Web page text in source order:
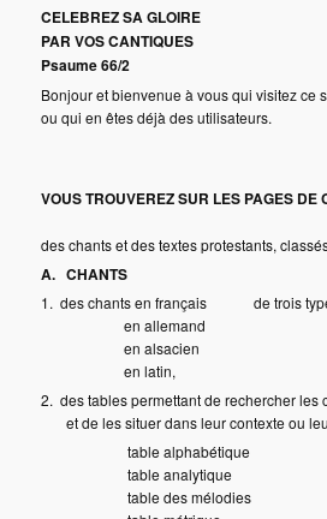
CELEBREZ SA GLOIRE
PAR VOS CANTIQUES
Psaume 66/2
Bonjour et bienvenue à vous qui visitez ce
ou qui en êtes déjà des utilisateurs.
VOUS TROUVEREZ SUR LES PAGES DE
des chants et des textes protestants,
A. CHANTS
1. des chants en français de trois
en allemand des
en alsacien des
en latin,
2. des tables permettant de rechercher les
et de les situer dans leur contexte ou
table alphabétique
table analytique
table des mélodies